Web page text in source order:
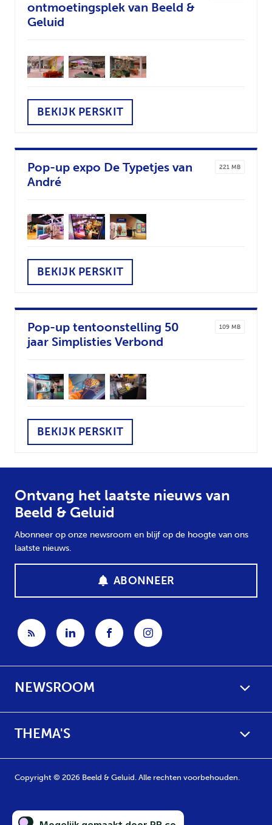
ontmoetingsplek van Beeld &
Geluid
BEKIJK PERSKIT
Pop-up expo De Typetjes van
André
221 MB
BEKIJK PERSKIT
Pop-up tentoonstelling 50
jaar Simplisties Verbond
109 MB
BEKIJK PERSKIT
Ontvang het laatste nieuws van
Beeld & Geluid
Abonneer op onze newsroom en blijf op de hoogte van ons
laatste nieuws.
ABONNEER
NEWSROOM
THEMA'S
Copyright © 2026 Beeld & Geluid. Alle rechten voorbehouden.